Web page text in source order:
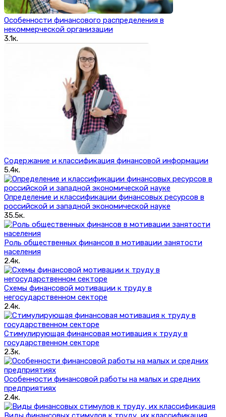
Особенности финансового распределения в
некоммерческой организации
3.1к.
Содержание и классификация финансовой информации
5.4к.
Определение и классификации финансовых ресурсов в
российской и западной экономической науке
35.5к.
Роль общественных финансов в мотивации занятости
населения
2.4к.
Схемы финансовой мотивации к труду в
негосударственном секторе
2.4к.
Стимулирующая финансовая мотивация к труду в
государственном секторе
2.3к.
Особенности финансовой работы на малых и средних
предприятиях
2.4к.